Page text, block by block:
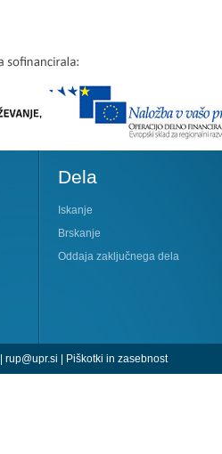
Dela
Iskanje
Brskanje
Oddaja zaključnega dela
rup@upr.si Piškotki in zasebnost